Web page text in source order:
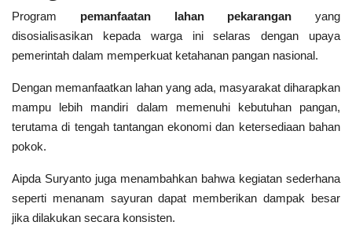
Program pemanfaatan lahan pekarangan yang
disosialisasikan kepada warga ini selaras dengan upaya
pemerintah dalam memperkuat ketahanan pangan nasional.
Dengan memanfaatkan lahan yang ada, masyarakat diharapkan
mampu lebih mandiri dalam memenuhi kebutuhan pangan,
terutama di tengah tantangan ekonomi dan ketersediaan bahan
pokok.
Aipda Suryanto juga menambahkan bahwa kegiatan sederhana
seperti menanam sayuran dapat memberikan dampak besar
jika dilakukan secara konsisten.